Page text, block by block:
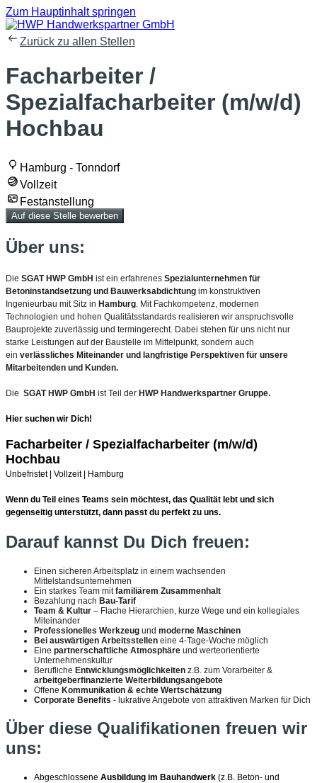
Zum Hauptinhalt springen
Zurück zu allen Stellen
Facharbeiter /
Spezialfacharbeiter (m/w/d)
Hochbau
Hamburg - Tonndorf
Vollzeit
Festanstellung
Auf diese Stelle bewerben
Über uns:
Die SGAT HWP GmbH ist ein erfahrenes Spezialunternehmen für
Betoninstandsetzung und Bauwerksabdichtung im konstruktiven
Ingenieurbau mit Sitz in Hamburg . Mit Fachkompetenz, modernen
Technologien und hohen Qualitätsstandards realisieren wir anspruchsvolle
Bauprojekte zuverlässig und termingerecht. Dabei stehen für uns nicht nur
starke Leistungen auf der Baustelle im Mittelpunkt, sondern auch
ein verlässliches Miteinander und langfristige Perspektiven für unsere
Mitarbeitenden und Kunden.
Die SGAT HWP GmbH ist Teil der HWP Handwerkspartner Gruppe.
Hier suchen wir Dich!
Facharbeiter / Spezialfacharbeiter (m/w/d)
Hochbau
Unbefristet | Vollzeit | Hamburg
Wenn du Teil eines Teams sein möchtest, das Qualität lebt und sich
gegenseitig unterstützt, dann passt du perfekt zu uns.
Darauf kannst Du Dich freuen:
Einen sicheren Arbeitsplatz in einem wachsenden
Mittelstandsunternehmen
Ein starkes Team mitfamiliärem Zusammenhalt
Bezahlung nach Bau-Tarif
Team & Kultur – Flache Hierarchien, kurze Wege und ein kollegiales
Miteinander
Professionelles Werkzeug und moderne Maschinen
Bei auswärtigen Arbeitsstellen eine 4-Tage-Woche möglich
Eine partnerschaftliche Atmosphäre und werteorientierte
Unternehmenskultur
Berufliche Entwicklungsmöglichkeiten z.B. zum Vorarbeiter &
arbeitgeberfinanzierte Weiterbildungsangebote
Offene Kommunikation & echte Wertschätzung
Corporate Benefits - lukrative Angebote von attraktiven Marken für Dich
Über diese Qualifikationen freuen wir
uns:
Abgeschlossene Ausbildung im Bauhandwerk (z.B. Beton- und